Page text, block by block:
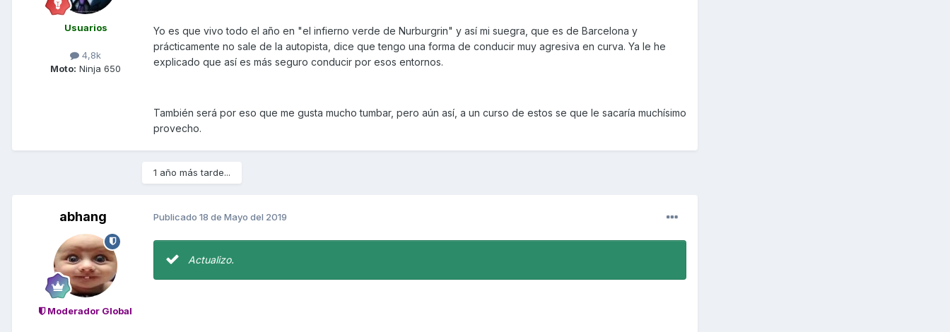
Usuarios
4,8k
Moto: Ninja 650
Yo es que vivo todo el año en "el infierno verde de Nurburgrin" y así mi suegra, que es de Barcelona y
prácticamente no sale de la autopista, dice que tengo una forma de conducir muy agresiva en curva. Ya le he
explicado que así es más seguro conducir por esos entornos.
También será por eso que me gusta mucho tumbar, pero aún así, a un curso de estos se que le sacaría muchísimo
provecho.
1 año más tarde...
abhang
Moderador Global
Publicado 18 de Mayo del 2019
Actualizo.